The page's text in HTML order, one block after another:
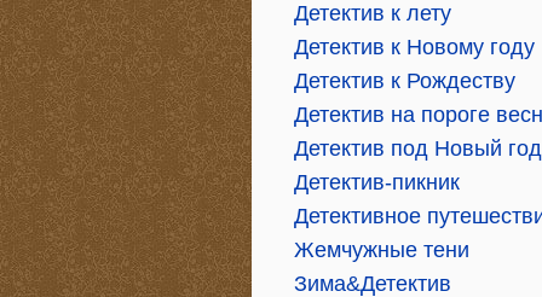
Детектив к лету
Детектив к Новому году
Детектив к Рождеству
Детектив на пороге
Детектив под Новый год
Детектив-пикник
Детективное
Жемчужные тени
Зима&Детектив